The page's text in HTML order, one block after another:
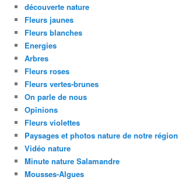
découverte nature
Fleurs jaunes
Fleurs blanches
Energies
Arbres
Fleurs roses
Fleurs vertes-brunes
On parle de nous
Opinions
Fleurs violettes
Paysages et photos nature de notre région
Vidéo nature
Minute nature Salamandre
Mousses-Algues